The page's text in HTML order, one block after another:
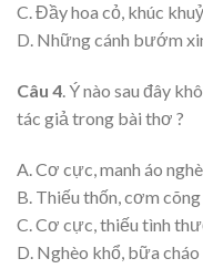
C. Đầy hoa cỏ, khúc
D. Những cánh bướm
Câu 4. Ý nào sau đây
tác giả trong bài thơ ?
A. Cơ cực, manh áo
B. Thiếu thốn, cơm
C. Cơ cực, thiếu tình
D. Nghèo khổ, bữa